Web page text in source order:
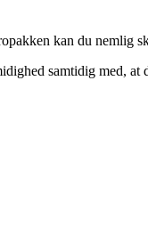
kan du nemlig
samtidig med, at